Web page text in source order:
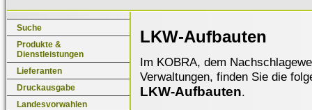
Suche
Produkte &
Dienstleistungen
Lieferanten
Druckausgabe
Landesvorwahlen
LKW-Aufbauten
Im KOBRA, dem
Verwaltungen, finden Sie die
LKW-Aufbauten.